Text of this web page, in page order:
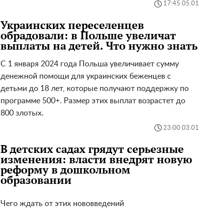
17:45 05.01
Украинских переселенцев
обрадовали: в Польше увеличат
выплаты на детей. Что нужно знать
С 1 января 2024 года Польша увеличивает сумму
денежной помощи для украинских беженцев с
детьми до 18 лет, которые получают поддержку по
программе 500+. Размер этих выплат возрастет до
800 злотых.
23:00 03.01
В детских садах грядут серьезные
изменения: власти внедрят новую
реформу в дошкольном
образовании
Чего ждать от этих нововведений